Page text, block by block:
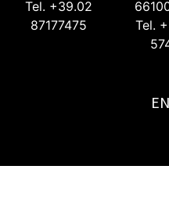
Tel. +39.02
87177475
Tel.
EN